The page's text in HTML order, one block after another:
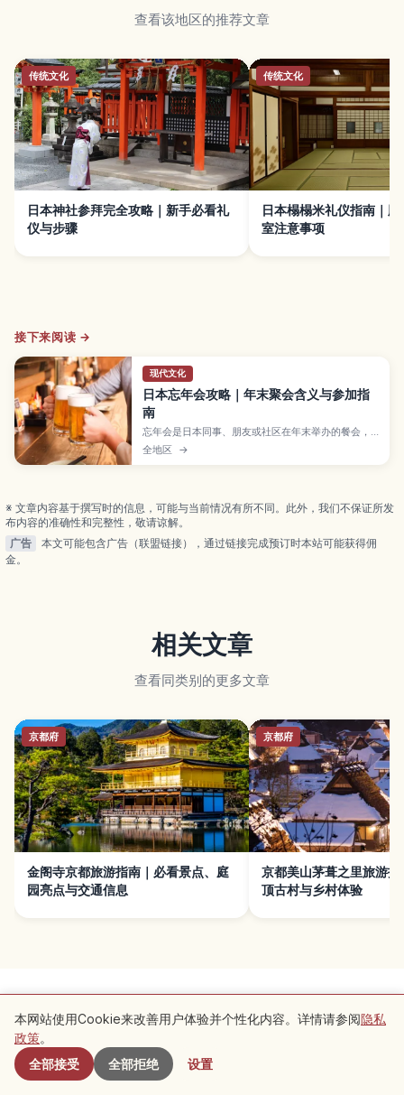
查看该地区的推荐文章
传统文化
日本神社参拜完全攻略｜新手必看礼
仪与步骤
传统文化
日本榻榻米礼仪指南｜
室注意事项
接下来阅读 →
现代文化
日本忘年会攻略｜年末聚会含义与参加指
南
忘年会是日本同事、朋友或社区在年末举办的餐会，
用来回顾一年、共享美食与交流。本文整理基本流程
与礼仪，帮助初次参加者自然融入日式年末聚会。
全地区 →
※ 文章内容基于撰写时的信息，可能与当前情况有所不同。此外，我们不保证所发
布内容的准确性和完整性，敬请谅解。
广告
本文可能包含广告（联盟链接），通过链接完成预订时本站可能获得佣
金。
相关文章
查看同类别的更多文章
京都府
金阁寺京都旅游指南｜必看景点、庭
园亮点与交通信息
京都府
京都美山茅葺之里旅游指
顶古村与乡村体验
附近景点
使用条款 隐私政策
本网站使用Cookie来改善用户体验并个性化内容。详情请参阅隐私
政策。
全部接受
全部拒绝 设置